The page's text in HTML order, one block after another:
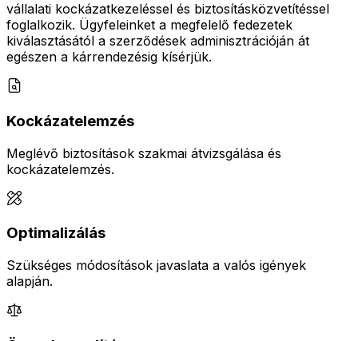
vállalati kockázatkezeléssel és biztosításközvetítéssel
foglalkozik. Ügyfeleinket a megfelelő fedezetek
kiválasztásától a szerződések adminisztrációján át
egészen a kárrendezésig kísérjük.
Kockázatelemzés
Meglévő biztosítások szakmai átvizsgálása és
kockázatelemzés.
Optimalizálás
Szükséges módosítások javaslata a valós igények
alapján.